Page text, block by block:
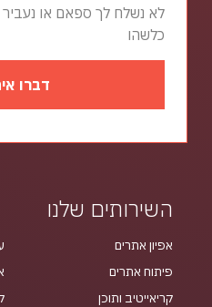
לא נשלח לך ספאם או
כלשהו
דברו
השירותים שלנו
אפיון אתרים
פיתוח אתרים
קריאייטיב ותוכן